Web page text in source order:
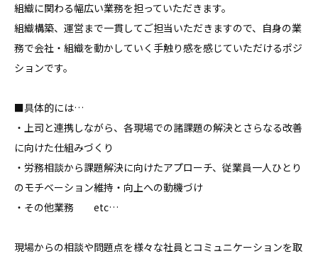
組織に関わる幅広い業務を担っていただきます。
組織構築、運営まで一貫してご担当いただきますので、自身の業
務で会社・組織を動かしていく手触り感を感じていただけるポジ
ションです。
■具体的には…
・上司と連携しながら、各現場での諸課題の解決とさらなる改善
に向けた仕組みづくり
・労務相談から課題解決に向けたアプローチ、従業員一人ひとり
のモチベーション維持・向上への動機づけ
・その他業務　　etc…
現場からの相談や問題点を様々な社員とコミュニケーションを取